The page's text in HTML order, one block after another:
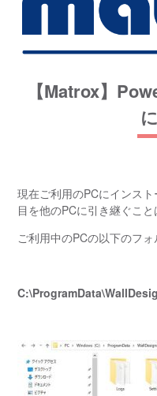
【Matrox】
現在ご利用のPCにインス
目を他のPCに引き継ぐこと
ご利用中のPCの以下のフ